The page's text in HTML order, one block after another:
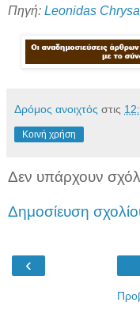
Πηγή: Leonidas
Δρόμος ανοιχτός στις
Κοινή χρήση
Δεν υπάρχουν
Δημοσίευση
‹